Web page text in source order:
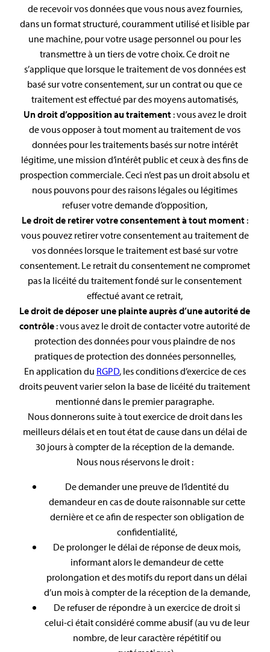
de recevoir vos données que vous nous avez fournies,
dans un format structuré, couramment utilisé et lisible par
une machine, pour votre usage personnel ou pour les
transmettre à un tiers de votre choix. Ce droit ne
s’applique que lorsque le traitement de vos données est
basé sur votre consentement, sur un contrat ou que ce
traitement est effectué par des moyens automatisés,
Un droit d’opposition au traitement: vous avez le droit
de vous opposer à tout moment au traitement de vos
données pour les traitements basés sur notre intérêt
légitime, une mission d’intérêt public et ceux à des fins de
prospection commerciale. Ceci n’est pas un droit absolu et
nous pouvons pour des raisons légales ou légitimes
refuser votre demande d’opposition,
Le droit de retirer votre consentement à tout moment:
vous pouvez retirer votre consentement au traitement de
vos données lorsque le traitement est basé sur votre
consentement. Le retrait du consentement ne compromet
pas la licéité du traitement fondé sur le consentement
effectué avant ce retrait,
Le droit de déposer une plainte auprès d’une autorité de
contrôle: vous avez le droit de contacter votre autorité de
protection des données pour vous plaindre de nos
pratiques de protection des données personnelles,
En application du RGPD, les conditions d’exercice de ces
droits peuvent varier selon la base de licéité du traitement
mentionné dans le premier paragraphe.
Nous donnerons suite à tout exercice de droit dans les
meilleurs délais et en tout état de cause dans un délai de
30 jours à compter de la réception de la demande.
Nous nous réservons le droit :
De demander une preuve de l’identité du
demandeur en cas de doute raisonnable sur cette
dernière et ce afin de respecter son obligation de
confidentialité,
De prolonger le délai de réponse de deux mois,
informant alors le demandeur de cette
prolongation et des motifs du report dans un délai
d’un mois à compter de la réception de la demande,
De refuser de répondre à un exercice de droit si
celui-ci était considéré comme abusif (au vu de leur
nombre, de leur caractère répétitif ou